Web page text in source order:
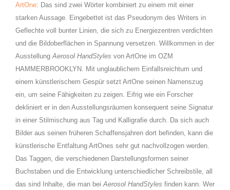
ArtOne: Das sind zwei Wörter kombiniert zu einem mit einer
starken Aussage. Eingebettet ist das Pseudonym des Writers in
Geflechte voll bunter Linien, die sich zu Energiezentren verdichten
und die Bildoberflächen in Spannung versetzen. Willkommen in der
Ausstellung Aerosol HandStyles von ArtOne im OZM
HAMMERBROOKLYN. Mit unglaublichem Einfallsreichtum und
einem künstlerischem Gespür setzt ArtOne seinen Namenszug
ein, um seine Fähigkeiten zu zeigen. Eifrig wie ein Forscher
dekliniert er in den Ausstellungsräumen konsequent seine Signatur
in einer Stilmischung aus Tag und Kalligrafie durch. Da sich auch
Bilder aus seinen früheren Schaffensjahren dort befinden, kann die
künstlerische Entfaltung ArtOnes sehr gut nachvollzogen werden.
Das Taggen, die verschiedenen Darstellungsformen seiner
Buchstaben und die Entwicklung unterschiedlicher Schreibstile, all
das sind Inhalte, die man bei Aerosol HandStyles finden kann. Wer